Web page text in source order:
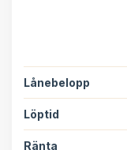
Lånebelopp
Löptid
Ränta